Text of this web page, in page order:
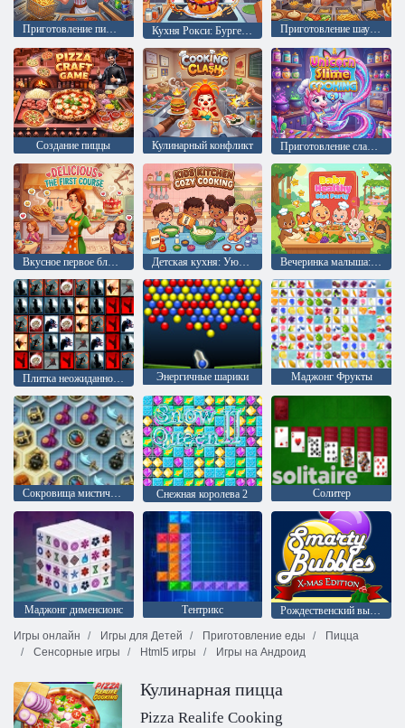
Приготовление пищи в городе Кухня Рокси: Бургер Булгоги с трюфелями Приготовление шаурмы
Создание пиццы Кулинарный конфликт Приготовление слайма Единорог 2
Вкусное первое блюдо Детская кухня: Уютная готовка Вечеринка малыша: Здоровое питание
Энергичные шарики Маджонг Фрукты
Сокровища мистического моря Снежная королева 2 Солитер
Mаджонг дименсионс Тентрикс
Рождественский выпуск: Забавные пузыри
Игры онлайн
Игры для Детей Приготовление еды
Пицца
Сенсорные игры
Html5 игры Игры на Андроид
Кулинарная пицца
Pizza Realife Cooking